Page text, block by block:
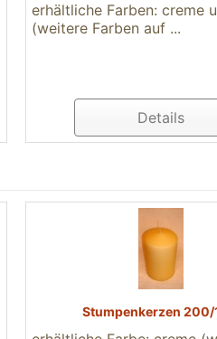
erhältliche Farben: creme
(weitere Farben auf ...
Details
Stumpenkerzen 200/